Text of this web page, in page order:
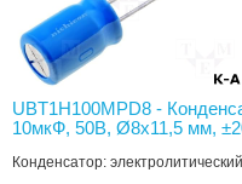
UBT1H100MPD8 -
10мкФ, 50В, Ø8x11,5 мм,
Конденсатор: